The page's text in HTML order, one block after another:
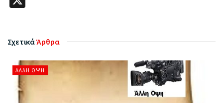
ΣχετικάΆρθρα
ΆΛΛΗ ΌΨΗ